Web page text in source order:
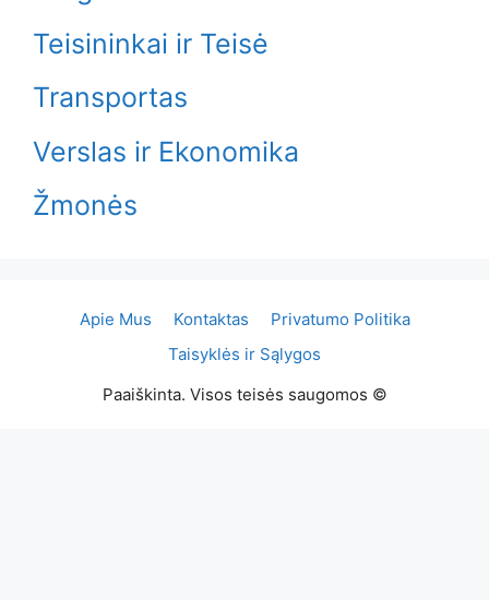
Teisininkai ir Teisė
Transportas
Verslas ir Ekonomika
Žmonės
Apie Mus Kontaktas
Privatumo Politika
Taisyklės ir Sąlygos
Paaiškinta. Visos teisės saugomos ©